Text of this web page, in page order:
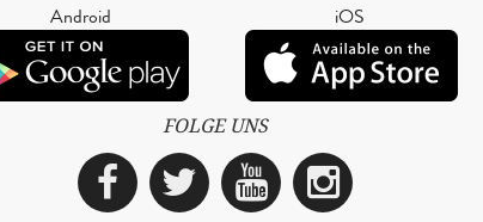
Android iOS
FOLGE UNS
Facebook
TwitterYouTube